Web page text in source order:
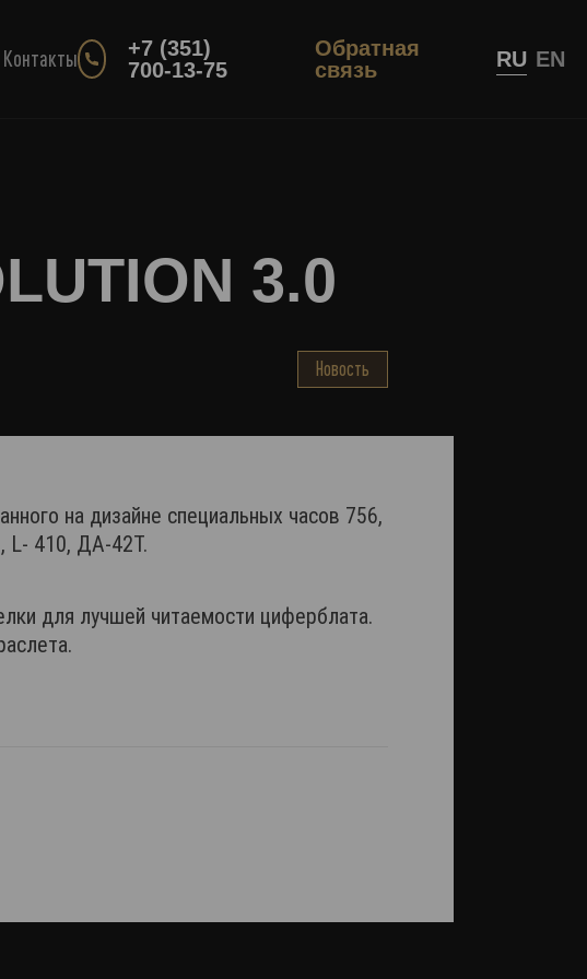
Контакты
+7 (351)
700-13-75
Обратная
связь
RU EN
3.0
Новость
на дизайне специальных часов 756,
L- 410, ДА-42Т.
для лучшей читаемости циферблата.